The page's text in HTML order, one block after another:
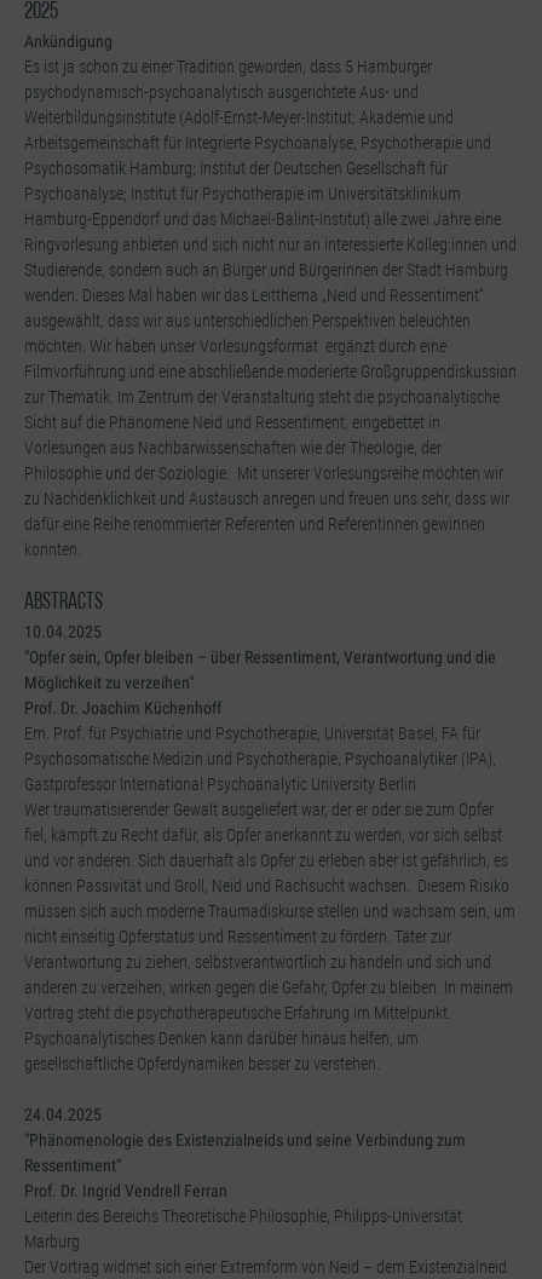
2025
Ankündigung
Es ist ja schon zu einer Tradition geworden, dass 5 Hamburger
psychodynamisch-psychoanalytisch ausgerichtete Aus- und
Weiterbildungsinstitute (Adolf-Ernst-Meyer-Institut; Akademie und
Arbeitsgemeinschaft für Integrierte Psychoanalyse, Psychotherapie und
Psychosomatik Hamburg; Institut der Deutschen Gesellschaft für
Psychoanalyse; Institut für Psychotherapie im Universitätsklinikum
Hamburg-Eppendorf und das Michael-Balint-Institut) alle zwei Jahre eine
Ringvorlesung anbieten und sich nicht nur an interessierte Kolleg:innen und
Studierende, sondern auch an Bürger und Bürgerinnen der Stadt Hamburg
wenden. Dieses Mal haben wir das Leitthema „Neid und Ressentiment“
ausgewählt, dass wir aus unterschiedlichen Perspektiven beleuchten
möchten. Wir haben unser Vorlesungsformat ergänzt durch eine
Filmvorführung und eine abschließende moderierte Großgruppendiskussion
zur Thematik. Im Zentrum der Veranstaltung steht die psychoanalytische
Sicht auf die Phänomene Neid und Ressentiment, eingebettet in
Vorlesungen aus Nachbarwissenschaften wie der Theologie, der
Philosophie und der Soziologie. Mit unserer Vorlesungsreihe möchten wir
zu Nachdenklichkeit und Austausch anregen und freuen uns sehr, dass wir
dafür eine Reihe renommierter Referenten und Referentinnen gewinnen
konnten.
Abstracts
10.04.2025
"Opfer sein, Opfer bleiben – über Ressentiment, Verantwortung und die
Möglichkeit zu verzeihen"
Prof. Dr. Joachim Küchenhoff
Em. Prof. für Psychiatrie und Psychotherapie, Universität Basel, FA für
Psychosomatische Medizin und Psychotherapie, Psychoanalytiker (IPA),
Gastprofessor International Psychoanalytic University Berlin
Wer traumatisierender Gewalt ausgeliefert war, der er oder sie zum Opfer
fiel, kämpft zu Recht dafür, als Opfer anerkannt zu werden, vor sich selbst
und vor anderen. Sich dauerhaft als Opfer zu erleben aber ist gefährlich, es
können Passivität und Groll, Neid und Rachsucht wachsen. Diesem Risiko
müssen sich auch moderne Traumadiskurse stellen und wachsam sein, um
nicht einseitig Opferstatus und Ressentiment zu fördern. Täter zur
Verantwortung zu ziehen, selbstverantwortlich zu handeln und sich und
anderen zu verzeihen, wirken gegen die Gefahr, Opfer zu bleiben. In meinem
Vortrag steht die psychotherapeutische Erfahrung im Mittelpunkt.
Psychoanalytisches Denken kann darüber hinaus helfen, um
gesellschaftliche Opferdynamiken besser zu verstehen.
24.04.2025
"Phänomenologie des Existenzialneids und seine Verbindung zum
Ressentiment“
Prof. Dr. Ingrid Vendrell Ferran
Leiterin des Bereichs Theoretische Philosophie, Philipps-Universität
Marburg
Der Vortrag widmet sich einer Extremform von Neid – dem Existenzialneid